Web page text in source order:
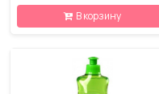
В корзину